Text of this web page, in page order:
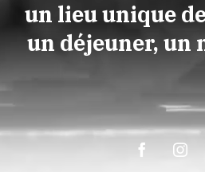
ÉPICERIE
un lieu unique
un déjeuner, un